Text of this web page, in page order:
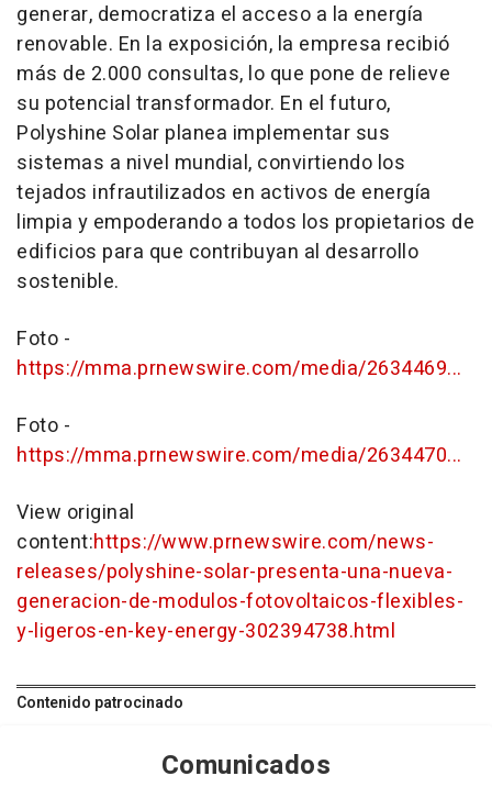
generar, democratiza el acceso a la energía
renovable. En la exposición, la empresa recibió
más de 2.000 consultas, lo que pone de relieve
su potencial transformador. En el futuro,
Polyshine Solar planea implementar sus
sistemas a nivel mundial, convirtiendo los
tejados infrautilizados en activos de energía
limpia y empoderando a todos los propietarios de
edificios para que contribuyan al desarrollo
sostenible.
Foto -
https://mma.prnewswire.com/media/2634469...
Foto -
https://mma.prnewswire.com/media/2634470...
View original
content:https://www.prnewswire.com/news-
releases/polyshine-solar-presenta-una-nueva-
generacion-de-modulos-fotovoltaicos-flexibles-
y-ligeros-en-key-energy-302394738.html
Contenido patrocinado
Comunicados